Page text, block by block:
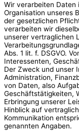
Wir verarbeiten Daten
Organisation unseres
der gesetzlichen
verarbeiten wir
unserer vertraglichen
Abs. 1 lit. f. DSGVO.
Interessenten,
Der Zweck und unser
Administration,
von Daten, also
Geschäftstätigkeiten,
Erbringung unserer
Hinblick auf
Kommunikation
genannten Angaben.